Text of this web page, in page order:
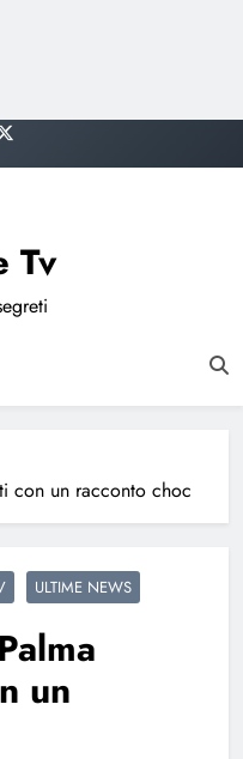
Tv
con un racconto choc
ULTIME NEWS
un